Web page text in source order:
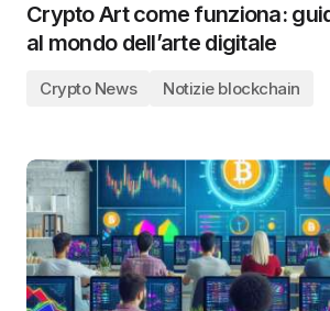
Crypto Art come funziona:
al mondo dell’arte digitale
Crypto News Notizie blockchain